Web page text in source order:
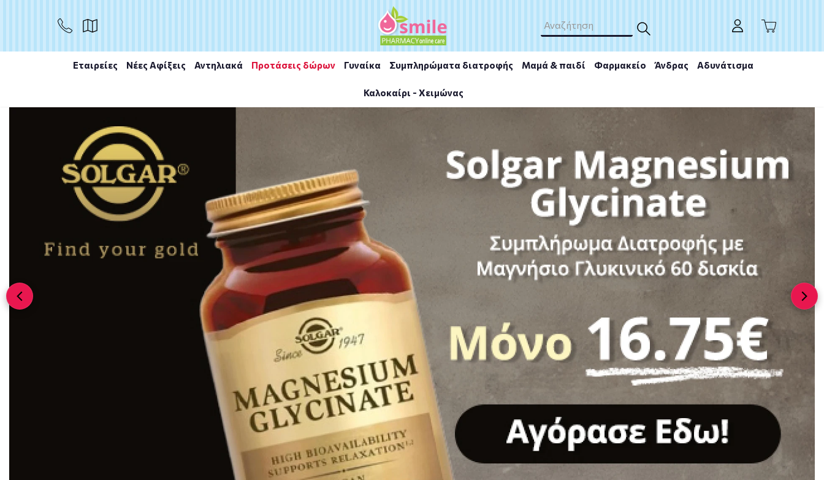
Εταιρείες Νέες Αφίξεις Αντηλιακά Προτάσεις δώρων Γυναίκα Συμπληρώματα διατροφής Μαμά & παιδί Φαρμακείο Άνδρας Αδυνάτισμα
Καλοκαίρι - Χειμώνας
Το προϊόν εξαντλήθηκε
Μη διαθέσιμο